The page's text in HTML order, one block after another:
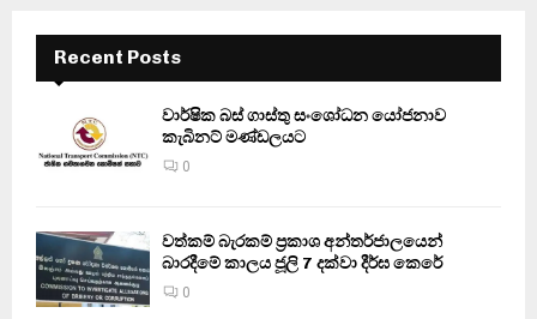
Recent Posts
වාර්ෂික බස් ගාස්තු සංශෝධන යෝජනාව
කැබිනට් මණ්ඩලයට
0
වත්කම් බැරකම් ප්‍රකාශ අන්තර්ජාලයෙන්
බාරදීමේ කාලය ජූලි 7 දක්වා දීර්ඝ කෙරේ
0